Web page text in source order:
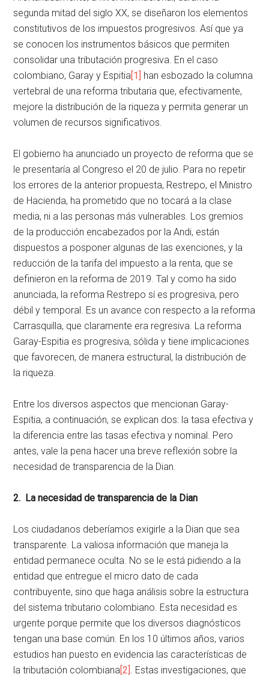
segunda mitad del siglo XX, se diseñaron los elementos
constitutivos de los impuestos progresivos. Así que ya
se conocen los instrumentos básicos que permiten
consolidar una tributación progresiva. En el caso
colombiano, Garay y Espitia[1] han esbozado la columna
vertebral de una reforma tributaria que, efectivamente,
mejore la distribución de la riqueza y permita generar un
volumen de recursos significativos.
El gobierno ha anunciado un proyecto de reforma que se
le presentaría al Congreso el 20 de julio. Para no repetir
los errores de la anterior propuesta, Restrepo, el Ministro
de Hacienda, ha prometido que no tocará a la clase
media, ni a las personas más vulnerables. Los gremios
de la producción encabezados por la Andi, están
dispuestos a posponer algunas de las exenciones, y la
reducción de la tarifa del impuesto a la renta, que se
definieron en la reforma de 2019. Tal y como ha sido
anunciada, la reforma Restrepo sí es progresiva, pero
débil y temporal. Es un avance con respecto a la reforma
Carrasquilla, que claramente era regresiva. La reforma
Garay-Espitia es progresiva, sólida y tiene implicaciones
que favorecen, de manera estructural, la distribución de
la riqueza.
Entre los diversos aspectos que mencionan Garay-
Espitia, a continuación, se explican dos: la tasa efectiva y
la diferencia entre las tasas efectiva y nominal. Pero
antes, vale la pena hacer una breve reflexión sobre la
necesidad de transparencia de la Dian.
2. La necesidad de transparencia de la Dian
Los ciudadanos deberíamos exigirle a la Dian que sea
transparente. La valiosa información que maneja la
entidad permanece oculta. No se le está pidiendo a la
entidad que entregue el micro dato de cada
contribuyente, sino que haga análisis sobre la estructura
del sistema tributario colombiano. Esta necesidad es
urgente porque permite que los diversos diagnósticos
tengan una base común. En los 10 últimos años, varios
estudios han puesto en evidencia las características de
la tributación colombiana[2]. Estas investigaciones, que